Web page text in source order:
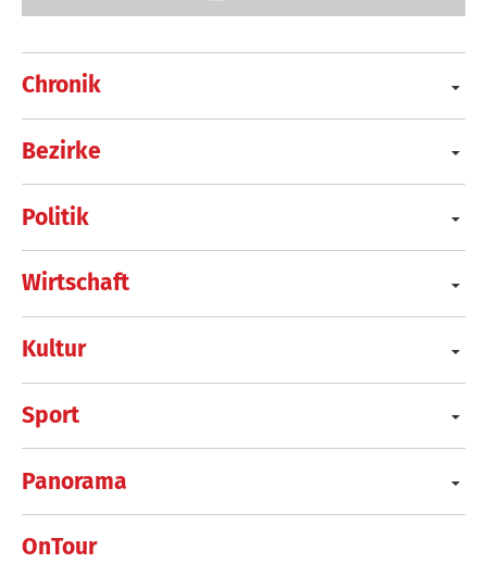
Chronik
Bezirke
Politik
Wirtschaft
Kultur
Sport
Panorama
OnTour